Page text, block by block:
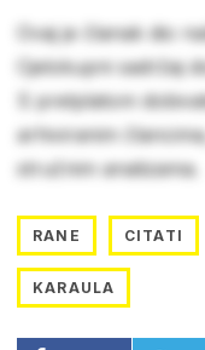
Ovaj je članak dio
Cjelokupni sadržaj
S pretplatom
arhiviranim
stručnim analizama.
RANE CITATI
KARAULA